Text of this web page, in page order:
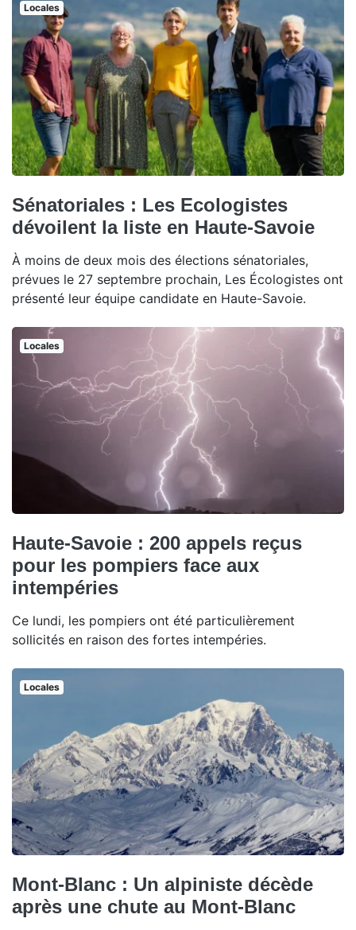
Locales
Sénatoriales : Les Ecologistes
dévoilent la liste en Haute-Savoie
À moins de deux mois des élections sénatoriales,
prévues le 27 septembre prochain, Les Écologistes ont
présenté leur équipe candidate en Haute-Savoie.
Locales
Haute-Savoie : 200 appels reçus
pour les pompiers face aux
intempéries
Ce lundi, les pompiers ont été particulièrement
sollicités en raison des fortes intempéries.
Locales
Mont-Blanc : Un alpiniste décède
après une chute au Mont-Blanc